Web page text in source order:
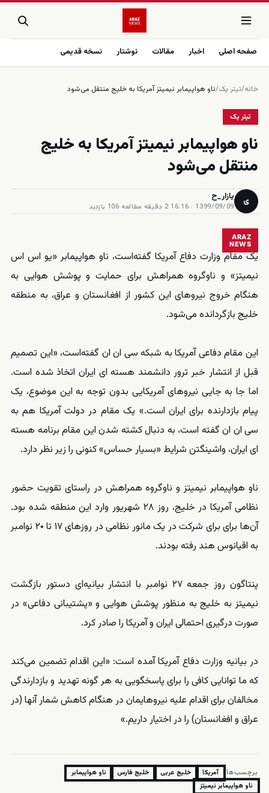
صفحه اصلی اخبار مقالات نوشتار نسخه قدیمی
خانه/تیتر یک/ناو هواپیمابر نیمیتز آمریکا به خلیج منتقل می‌شود
تیتر یک
ناو هواپیمابر نیمیتز آمریکا به خلیج
منتقل می‌شود
ی یازار_ح
1399/09/09 · 16:16
·2 دقیقه مطالعه ·106 بازدید
ARAZ
NEWS
یک مقام‌ وزارت دفاع آمریکا گفته‌است، ناو هواپیمابر «یو اس اس
نیمیتز» و ناوگروه همراهش برای حمایت و پوشش هوایی به
هنگام خروج نیروهای این کشور از افغانستان و عراق، به منطقه
خلیج بازگردانده می‌شود.
این مقام دفاعی آمریکا به شبکه سی ان ان گفته‌است، «این تصمیم
قبل از انتشار خبر ترور دانشمند هسته ای ایران اتخاذ شده است.
اما جا به جایی نیروهای آمریکایی بدون توجه به این موضوع، یک
پیام بازدارنده برای ایران است.» یک مقام در دولت آمریکا هم به
سی ان ان گفته است، به دنبال کشته شدن این مقام برنامه هسته
ای ایران، واشینگتن شرایط «بسیار حساس» کنونی را زیر نظر دارد.
ناو هواپیمابر نیمیتز و ناوگروه همراهش در راستای تقویت حضور
نظامی آمریکا در خلیج، روز ۲۸ شهریور وارد این منطقه شده بود.
آن‌ها برای برای شرکت در یک مانور نظامی در روزهای ۱۷ تا ۲۰ نوامبر
به اقیانوس هند رفته بودند.
پنتاگون روز جمعه ۲۷ نوامبر با انتشار بیانیه‌ای دستور بازگشت
نیمیتز به خلیج به منظور پوشش هوایی و «پشتیبانی دفاعی» در
صورت درگیری احتمالی ایران و آمریکا را صادر کرد.
در بیانیه وزارت دفاع آمریکا آمده است: «این اقدام تضمین می‌کند
که ما توانایی کافی را برای پاسخگویی به هر گونه تهدید و بازدارندگی
مخالفان برای اقدام علیه نیروها‌یمان در هنگام کاهش شمار آنها (در
عراق و افغانستان) را در اختیار داریم.»
برچسب‌ها: آمریکا خلیج عربی خلیج فارس
ناو هواپیمابر
ناو هواپیمابر نیمیتز